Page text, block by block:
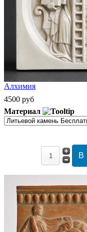
Алхимия
4500 руб
Материал